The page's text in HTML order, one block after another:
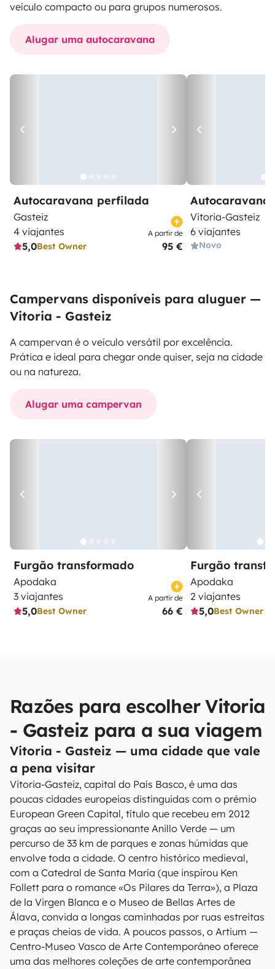
veículo compacto ou para grupos numerosos.
Alugar uma autocaravana
Autocaravana perfilada
Gasteiz
4 viajantes
5,0Best Owner
A partir de
95 €
Vitoria-Gasteiz
6 viajantes
Novo
Campervans disponíveis para aluguer —
Vitoria - Gasteiz
A campervan é o veículo versátil por excelência.
Prática e ideal para chegar onde quiser, seja na cidade
ou na natureza.
Alugar uma campervan
Furgão transformado
Apodaka
3 viajantes
5,0Best Owner
A partir de
66 €
Furgão
Apodaka
2 viajantes
5,0Best Owner
Razões para escolher Vitoria
- Gasteiz para a sua viagem
Vitoria - Gasteiz — uma cidade que vale
a pena visitar
Vitoria-Gasteiz, capital do País Basco, é uma das
poucas cidades europeias distinguidas com o prémio
European Green Capital, título que recebeu em 2012
graças ao seu impressionante Anillo Verde — um
percurso de 33 km de parques e zonas húmidas que
envolve toda a cidade. O centro histórico medieval,
com a Catedral de Santa María (que inspirou Ken
Follett para o romance «Os Pilares da Terra»), a Plaza
de la Virgen Blanca e o Museo de Bellas Artes de
Álava, convida a longas caminhadas por ruas estreitas
e praças cheias de vida. A poucos passos, o Artium —
Centro-Museo Vasco de Arte Contemporáneo oferece
uma das melhores coleções de arte contemporânea